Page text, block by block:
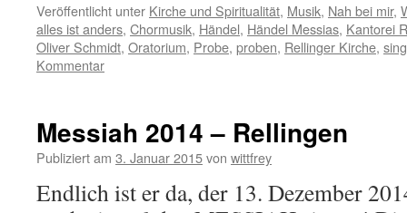
Veröffentlicht unter Kirche und Spiritualität, Musik, Nah bei mir,
alles ist anders, Chormusik, Händel, Händel Messias, Kantorei
Oliver Schmidt, Oratorium, Probe, proben, Rellinger Kirche,
Kommentar
Messiah 2014 – Rellingen
Publiziert am 3. Januar 2015von wittfrey
Endlich ist er da, der 13. Dezember